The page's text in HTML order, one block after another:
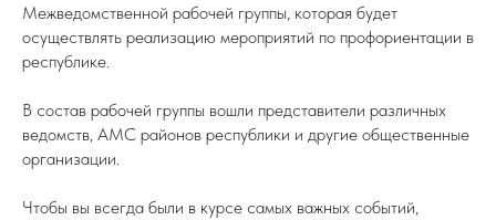
Межведомственной рабочей группы, которая будет
осуществлять реализацию мероприятий по профориентации в
республике.
В состав рабочей группы вошли представители различных
ведомств, АМС районов республики и другие общественные
организации.
Чтобы вы всегда были в курсе самых важных событий,